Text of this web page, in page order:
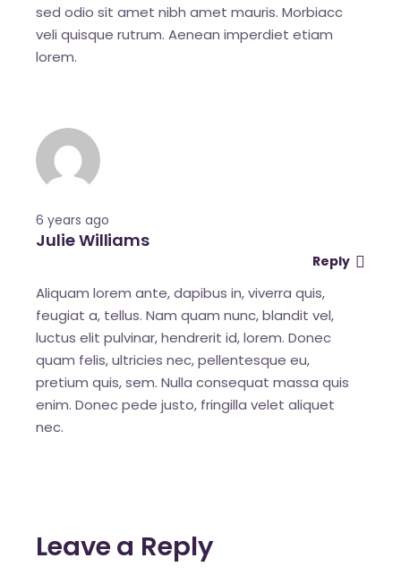
sed odio sit amet nibh amet mauris. Morbiacc
veli quisque rutrum. Aenean imperdiet etiam
lorem.
6 years ago
Julie Williams
Reply
Aliquam lorem ante, dapibus in, viverra quis,
feugiat a, tellus. Nam quam nunc, blandit vel,
luctus elit pulvinar, hendrerit id, lorem. Donec
quam felis, ultricies nec, pellentesque eu,
pretium quis, sem. Nulla consequat massa quis
enim. Donec pede justo, fringilla velet aliquet
nec.
Leave a Reply